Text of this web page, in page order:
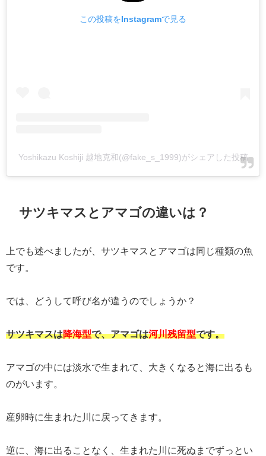
この投稿をInstagramで見る
Yoshikazu Koshiji 越地克和(@fake_s_1999)がシェアした投稿
サツキマスとアマゴの違いは？
上でも述べましたが、サツキマスとアマゴは同じ種類の魚
です。
では、どうして呼び名が違うのでしょうか？
サツキマスは降海型で、アマゴは河川残留型です。
アマゴの中には淡水で生まれて、大きくなると海に出るも
のがいます。
産卵時に生まれた川に戻ってきます。
逆に、海に出ることなく、生まれた川に死ぬまでずっとい